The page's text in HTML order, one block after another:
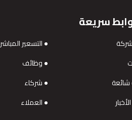
سريعة
التسعير المباشر
وظائف
شائعة
شركاء
العملاء